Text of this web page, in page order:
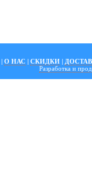
| О НАС | СКИДКИ |
Разработка и